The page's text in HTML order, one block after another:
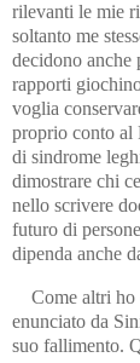
rilevanti le mie
soltanto me
decidono anche
rapporti
voglia
proprio conto al
di sindrome
dimostrare chi
nello scrivere
futuro di
dipenda anche
Come altri ho
enunciato da
suo fallimento.